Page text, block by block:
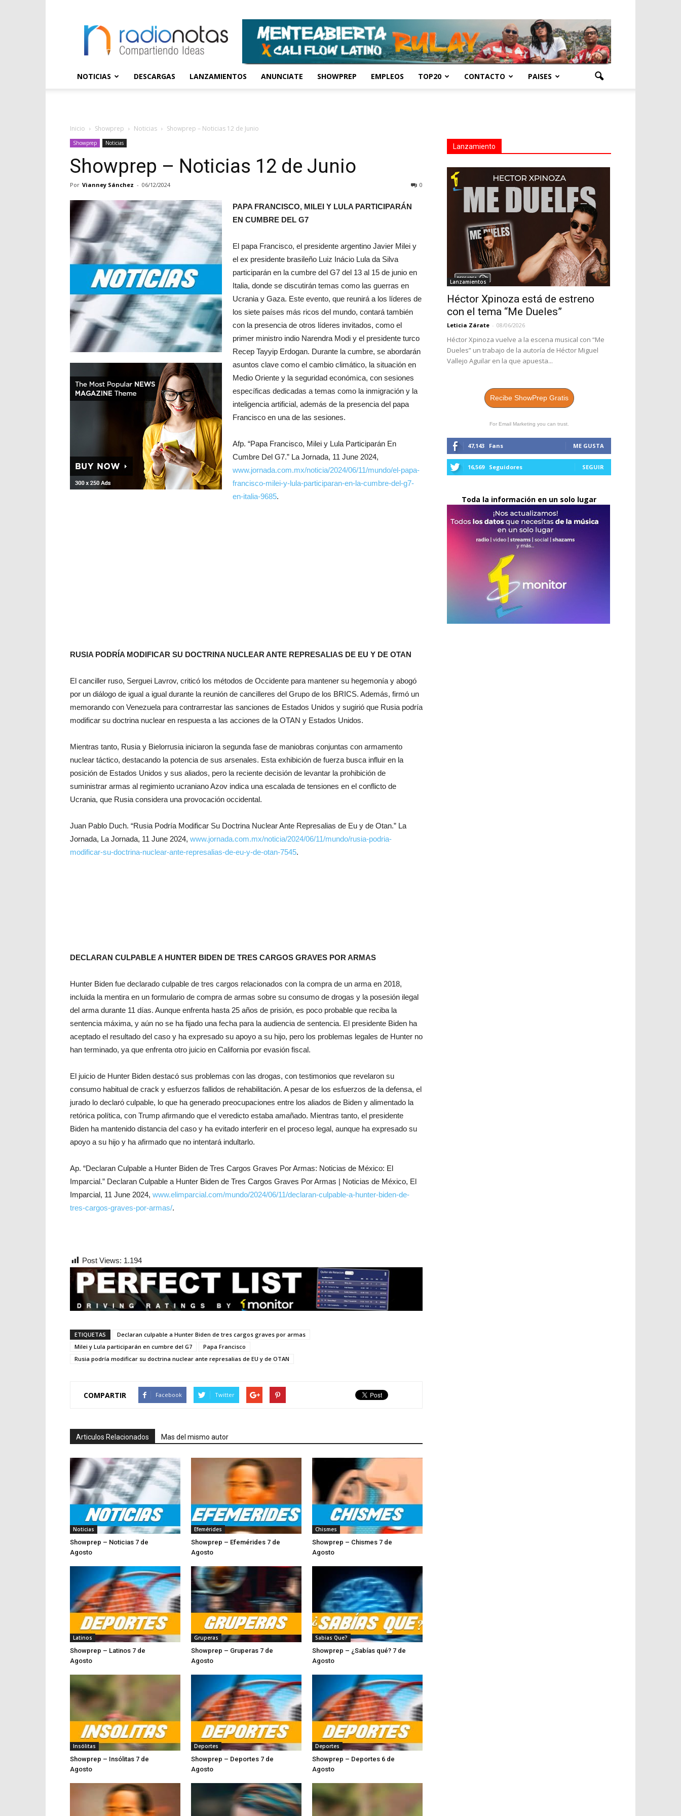
NOTICIAS DESCARGAS LANZAMIENTOS ANUNCIATE SHOWPREP EMPLEOS TOP20 CONTACTO PAISES
Inicio Showprep Noticias Showprep – Noticias 12 de Junio
Showprep Noticias
Showprep – Noticias 12 de Junio
Por Vianney Sánchez - 06/12/2024 0
PAPA FRANCISCO, MILEI Y LULA PARTICIPARÁN
EN CUMBRE DEL G7
El papa Francisco, el presidente argentino Javier Milei y
el ex presidente brasileño Luiz Inácio Lula da Silva
participarán en la cumbre del G7 del 13 al 15 de junio en
Italia, donde se discutirán temas como las guerras en
Ucrania y Gaza. Este evento, que reunirá a los líderes de
los siete países más ricos del mundo, contará también
con la presencia de otros líderes invitados, como el
primer ministro indio Narendra Modi y el presidente turco
Recep Tayyip Erdogan. Durante la cumbre, se abordarán
asuntos clave como el cambio climático, la situación en
Medio Oriente y la seguridad económica, con sesiones
específicas dedicadas a temas como la inmigración y la
inteligencia artificial, además de la presencia del papa
Francisco en una de las sesiones.
Afp. “Papa Francisco, Milei y Lula Participarán En
Cumbre Del G7.” La Jornada, 11 June 2024,
www.jornada.com.mx/noticia/2024/06/11/mundo/el-papa-
francisco-milei-y-lula-participaran-en-la-cumbre-del-g7-
en-italia-9685.
RUSIA PODRÍA MODIFICAR SU DOCTRINA NUCLEAR ANTE REPRESALIAS DE EU Y DE OTAN
El canciller ruso, Serguei Lavrov, criticó los métodos de Occidente para mantener su hegemonía y abogó
por un diálogo de igual a igual durante la reunión de cancilleres del Grupo de los BRICS. Además, firmó un
memorando con Venezuela para contrarrestar las sanciones de Estados Unidos y sugirió que Rusia podría
modificar su doctrina nuclear en respuesta a las acciones de la OTAN y Estados Unidos.
Mientras tanto, Rusia y Bielorrusia iniciaron la segunda fase de maniobras conjuntas con armamento
nuclear táctico, destacando la potencia de sus arsenales. Esta exhibición de fuerza busca influir en la
posición de Estados Unidos y sus aliados, pero la reciente decisión de levantar la prohibición de
suministrar armas al regimiento ucraniano Azov indica una escalada de tensiones en el conflicto de
Ucrania, que Rusia considera una provocación occidental.
Juan Pablo Duch. “Rusia Podría Modificar Su Doctrina Nuclear Ante Represalias de Eu y de Otan.” La
Jornada, La Jornada, 11 June 2024, www.jornada.com.mx/noticia/2024/06/11/mundo/rusia-podria-
modificar-su-doctrina-nuclear-ante-represalias-de-eu-y-de-otan-7545.
DECLARAN CULPABLE A HUNTER BIDEN DE TRES CARGOS GRAVES POR ARMAS
Hunter Biden fue declarado culpable de tres cargos relacionados con la compra de un arma en 2018,
incluida la mentira en un formulario de compra de armas sobre su consumo de drogas y la posesión ilegal
del arma durante 11 días. Aunque enfrenta hasta 25 años de prisión, es poco probable que reciba la
sentencia máxima, y aún no se ha fijado una fecha para la audiencia de sentencia. El presidente Biden ha
aceptado el resultado del caso y ha expresado su apoyo a su hijo, pero los problemas legales de Hunter no
han terminado, ya que enfrenta otro juicio en California por evasión fiscal.
El juicio de Hunter Biden destacó sus problemas con las drogas, con testimonios que revelaron su
consumo habitual de crack y esfuerzos fallidos de rehabilitación. A pesar de los esfuerzos de la defensa, el
jurado lo declaró culpable, lo que ha generado preocupaciones entre los aliados de Biden y alimentado la
retórica política, con Trump afirmando que el veredicto estaba amañado. Mientras tanto, el presidente
Biden ha mantenido distancia del caso y ha evitado interferir en el proceso legal, aunque ha expresado su
apoyo a su hijo y ha afirmado que no intentará indultarlo.
Ap. “Declaran Culpable a Hunter Biden de Tres Cargos Graves Por Armas: Noticias de México: El
Imparcial.” Declaran Culpable a Hunter Biden de Tres Cargos Graves Por Armas | Noticias de México, El
Imparcial, 11 June 2024, www.elimparcial.com/mundo/2024/06/11/declaran-culpable-a-hunter-biden-de-
tres-cargos-graves-por-armas/.
Post Views: 1.194
ETIQUETAS
Declaran culpable a Hunter Biden de tres cargos graves por armas
Milei y Lula participarán en cumbre del G7
Papa Francisco
Rusia podría modificar su doctrina nuclear ante represalias de EU y de OTAN
COMPARTIR Facebook Twitter
Articulos Relacionados Mas del mismo autor
Noticias
Showprep – Noticias 7 de
Agosto
Efemérides
Showprep – Efemérides 7 de
Agosto
Chismes
Showprep – Chismes 7 de
Agosto
Latinos
Showprep – Latinos 7 de
Agosto
Gruperas
Showprep – Gruperas 7 de
Agosto
Sabias Que?
Showprep – ¿Sabías qué? 7 de
Agosto
Insólitas
Showprep – Insólitas 7 de
Agosto
Deportes
Showprep – Deportes 7 de
Agosto
Deportes
Showprep – Deportes 6 de
Agosto
Lanzamiento
Lanzamientos
Héctor Xpinoza está de estreno
con el tema “Me Dueles”
Leticia Zárate - 08/06/2026
Héctor Xpinoza vuelve a la escena musical con “Me
Dueles” un trabajo de la autoría de Héctor Miguel
Vallejo Aguilar en la que apuesta...
Recibe ShowPrep Gratis
For Email Marketing you can trust.
47,143 Fans ME GUSTA
16,569 Seguidores SEGUIR
Toda la información en un solo lugar